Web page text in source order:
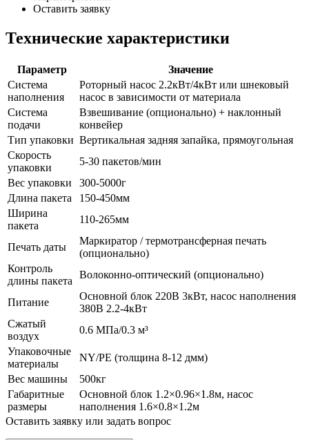
Оставить заявку
Технические характеристики
Параметр
Значение
Система
наполнения
Роторный насос 2.2кВт/4кВт или шнековый
насос в зависимости от материала
Система
подачи
Взвешивание (опционально) + наклонный
конвейер
Тип упаковки Вертикальная задняя запайка, прямоугольная
Скорость
упаковки
5-30 пакетов/мин
Вес упаковки
300-5000г
Длина пакета
150-450мм
Ширина
пакета
110-265мм
Печать даты
Маркиратор / термотрансферная печать
(опционально)
Контроль
длины пакета
Волоконно-оптический (опционально)
Питание
Основной блок 220В 3кВт, насос наполнения
380В 2.2-4кВт
Сжатый
воздух
0.6 МПа/0.3 м³
Упаковочные
материалы
NY/PE (толщина 8-12 дмм)
Вес машины
500кг
Габаритные
размеры
Основной блок 1.2×0.96×1.8м, насос
наполнения 1.6×0.8×1.2м
Оставить заявку или задать вопрос